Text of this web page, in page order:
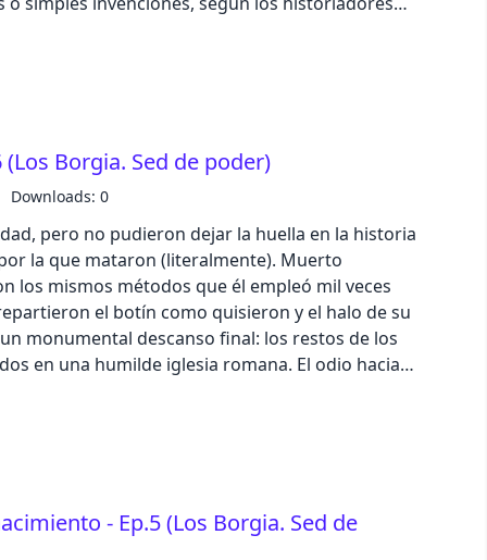
en tus redes
de 5 estrellas en Apple Podcast o
que se consolidó cuando Alejandro VI
enemigos que en vida de los papas Borgia no
históricas coinciden en que, si bien los
santos, el mundo les debe una reivindicación
truculentas que les rodearon. Escucha la
o
en tus redes
de 5 estrellas en Apple Podcast o
en podcast: podcast@zinetmedia.es
Borgia. Sed de poder)
Downloads: 0
pero no pudieron dejar la huella en la historia
la que mataron (literalmente). Muerto
los mismos métodos que él empleó mil veces
monumental descanso final: los restos de los
humilde iglesia romana. El odio hacia
que ejercía la familia. El hecho de que
ibérica accediera al trono papal era una
clanes italianos, pues este solo podía ser
de los suyos y empezó a dar cargos
a sus hijos. Escucha la historia
- Ep.5 (Los Borgia. Sed de